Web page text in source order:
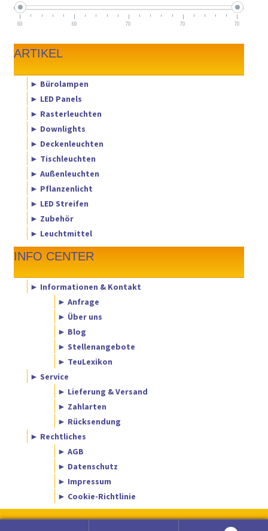
69 69 70 70 70
ARTIKEL
► Bürolampen
► LED Panels
► Rasterleuchten
► Downlights
► Deckenleuchten
► Tischleuchten
► Außenleuchten
► Pflanzenlicht
► LED Streifen
► Zubehör
► Leuchtmittel
INFO CENTER
► Informationen & Kontakt
► Anfrage
► Über uns
► Blog
► Stellenangebote
► TeuLexikon
► Service
► Lieferung & Versand
► Zahlarten
► Rücksendung
► Rechtliches
► AGB
► Datenschutz
► Impressum
► Cookie-Richtlinie